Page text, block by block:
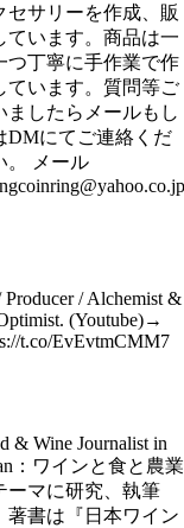
セサリーを作成、販
ています。商品は一
つ丁寧に手作業で作
ています。質問等ご
ましたらメールもし
DMにてご連絡くだ
。 メール
Producer / Alchemist &
(Youtube)→
t.co/EvEvtmCMM7
& Wine Journalist in
：ワインと食と農業
ーマに研究、執筆
著書は『日本ワイン